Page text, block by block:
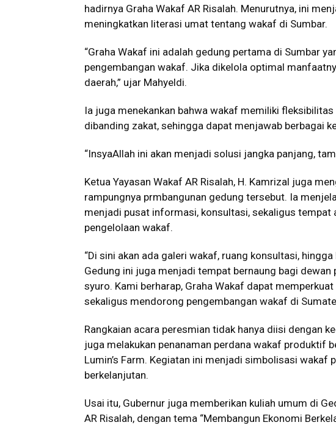
hadirnya Graha Wakaf AR Risalah. Menurutnya, ini
meningkatkan literasi umat tentang wakaf di Sumbar.
“Graha Wakaf ini adalah gedung pertama di Sumbar
pengembangan wakaf. Jika dikelola optimal
daerah,” ujar Mahyeldi.
Ia juga menekankan bahwa wakaf memiliki
dibanding zakat, sehingga dapat menjawab berbagai
“InsyaAllah ini akan menjadi solusi jangka panjang,
Ketua Yayasan Wakaf AR Risalah, H. Kamrizal juga
rampungnya prmbangunan gedung tersebut. Ia
menjadi pusat informasi, konsultasi, sekaligus tempat
pengelolaan wakaf.
“Di sini akan ada galeri wakaf, ruang konsultasi,
Gedung ini juga menjadi tempat bernaung bagi dewan
syuro. Kami berharap, Graha Wakaf dapat
sekaligus mendorong pengembangan wakaf di
Rangkaian acara peresmian tidak hanya diisi dengan
juga melakukan penanaman perdana wakaf produktif
Lumin’s Farm. Kegiatan ini menjadi simbolisasi
berkelanjutan.
Usai itu, Gubernur juga memberikan kuliah umum di
AR Risalah, dengan tema “Membangun Ekonomi